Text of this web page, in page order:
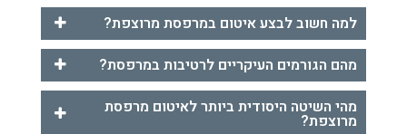
למה חשוב לבצע איטום במרפסת מרוצפת?
מהם הגורמים העיקריים לרטיבות במרפסת?
מהי השיטה היסודית ביותר לאיטום מרפסת
מרוצפת?